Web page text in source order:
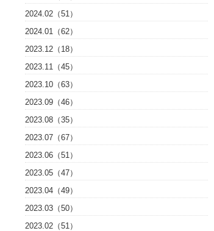
2024.02（51）
2024.01（62）
2023.12（18）
2023.11（45）
2023.10（63）
2023.09（46）
2023.08（35）
2023.07（67）
2023.06（51）
2023.05（47）
2023.04（49）
2023.03（50）
2023.02（51）